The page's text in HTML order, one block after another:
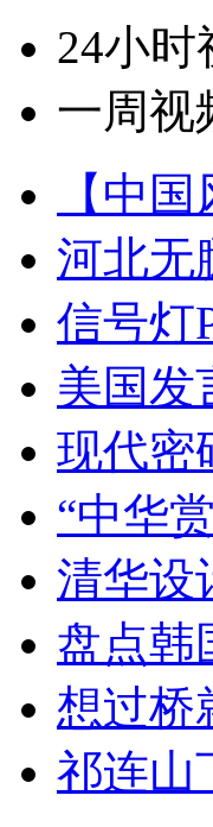
24小时
一周视
【中
河北无
信号灯
美国发
现代
“中华
清华设
盘点韩
想过桥
祁连山